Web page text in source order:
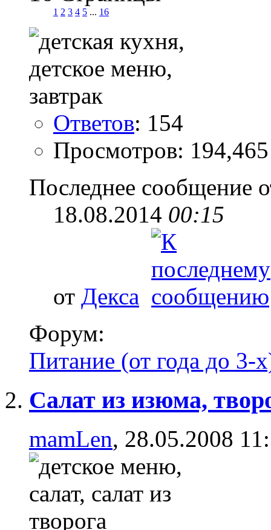
1 2 3 4 5 ... 16
Ответов: 154
Просмотров: 194,465
Последнее сообщение
18.08.2014 00:15
от Декса
Форум:
Питание (от года до 3-
Салат из изюма,
mamLen, 28.05.2008